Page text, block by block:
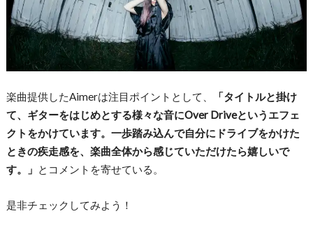
楽曲提供したAimerは注目ポイントとして、
「タイトルと掛け
て、ギターをはじめとする様々な音にOver Driveというエフェ
クトをかけています。一歩踏み込んで自分にドライブをかけた
ときの疾走感を、楽曲全体から感じていただけたら嬉しいで
す。」 とコメントを寄せている。
是非チェックしてみよう！